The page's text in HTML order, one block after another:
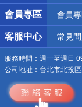
會員專區 會員
客服中心 常見
服務時間： 週一至週日
公司地址： 台北市北投